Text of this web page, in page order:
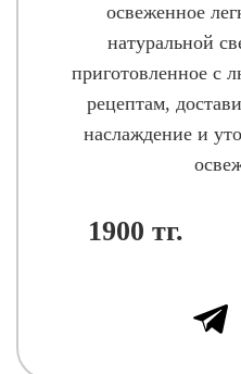
освеженное
натуральной
приготовленное с
рецептам,
наслаждение и
1900 тг.